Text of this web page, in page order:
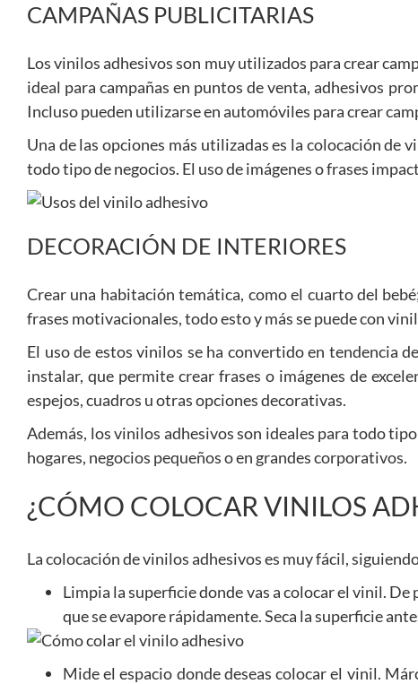
CAMPAÑAS PUBLICITARIAS
Los vinilos adhesivos son muy utilizados para crear
ideal para campañas en puntos de venta, adhesivos
Incluso pueden utilizarse en automóviles para crear
Una de las opciones más utilizadas es la colocación de
todo tipo de negocios. El uso de imágenes o frases
DECORACIÓN DE INTERIORES
Crear una habitación temática, como el cuarto del
frases motivacionales, todo esto y más se puede con
El uso de estos vinilos se ha convertido en tendencia
instalar, que permite crear frases o imágenes de
espejos, cuadros u otras opciones decorativas.
Además, los vinilos adhesivos son ideales para todo
hogares, negocios pequeños o en grandes corporativos.
¿CÓMO COLOCAR VINILOS
La colocación de vinilos adhesivos es muy fácil,
Limpia la superficie donde vas a colocar el vinil.
que se evapore rápidamente. Seca la superficie
Mide el espacio donde deseas colocar el vinil.